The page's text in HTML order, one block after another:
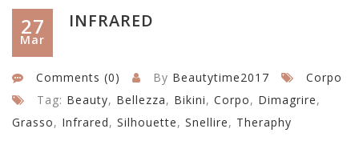
27
Mar
INFRARED
Comments (0) By Beautytime2017
Corpo
Tag: Beauty, Bellezza, Bikini, Corpo, Dimagrire,
Grasso, Infrared, Silhouette, Snellire, Theraphy